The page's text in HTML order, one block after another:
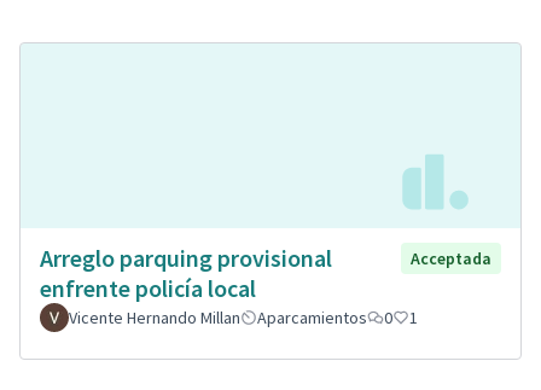
Arreglo parquing provisional
enfrente policía local
Acceptada
Vicente Hernando Millan Aparcamientos 0 1